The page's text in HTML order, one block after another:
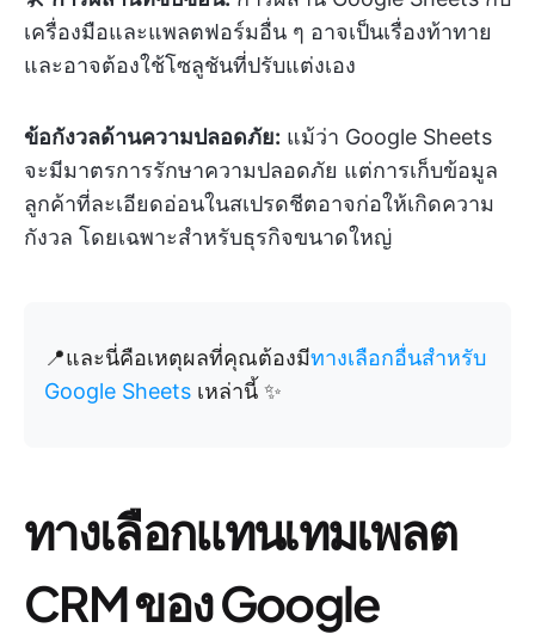
เครื่องมือและแพลตฟอร์มอื่น ๆ อาจเป็นเรื่องท้าทาย
และอาจต้องใช้โซลูชันที่ปรับแต่งเอง
ข้อกังวลด้านความปลอดภัย: แม้ว่า Google Sheets
จะมีมาตรการรักษาความปลอดภัย แต่การเก็บข้อมูล
ลูกค้าที่ละเอียดอ่อนในสเปรดชีตอาจก่อให้เกิดความ
กังวล โดยเฉพาะสำหรับธุรกิจขนาดใหญ่
📍และนี่คือเหตุผลที่คุณต้องมีทางเลือกอื่นสำหรับ
Google Sheets เหล่านี้ ✨
ทางเลือกแทนเทมเพลต
CRM ของ Google